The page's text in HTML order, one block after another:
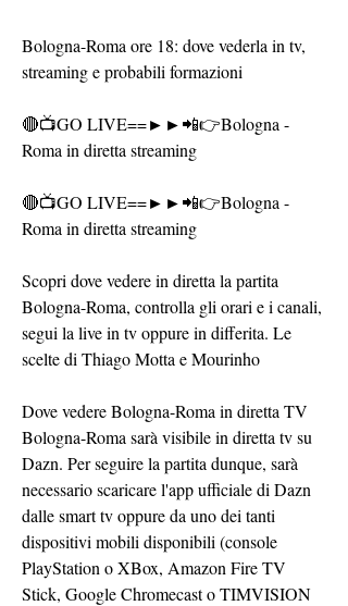
Bologna-Roma ore 18: dove vederla in tv,
streaming e probabili formazioni
🔴📺GO LIVE==►►📲👉Bologna -
Roma in diretta streaming
🔴📺GO LIVE==►►📲👉Bologna -
Roma in diretta streaming
Scopri dove vedere in diretta la partita
Bologna-Roma, controlla gli orari e i canali,
segui la live in tv oppure in differita. Le
scelte di Thiago Motta e Mourinho
Dove vedere Bologna-Roma in diretta TV
Bologna-Roma sarà visibile in diretta tv su
Dazn. Per seguire la partita dunque, sarà
necessario scaricare l'app ufficiale di Dazn
dalle smart tv oppure da uno dei tanti
dispositivi mobili disponibili (console
PlayStation o XBox, Amazon Fire TV
Stick, Google Chromecast o TIMVISION